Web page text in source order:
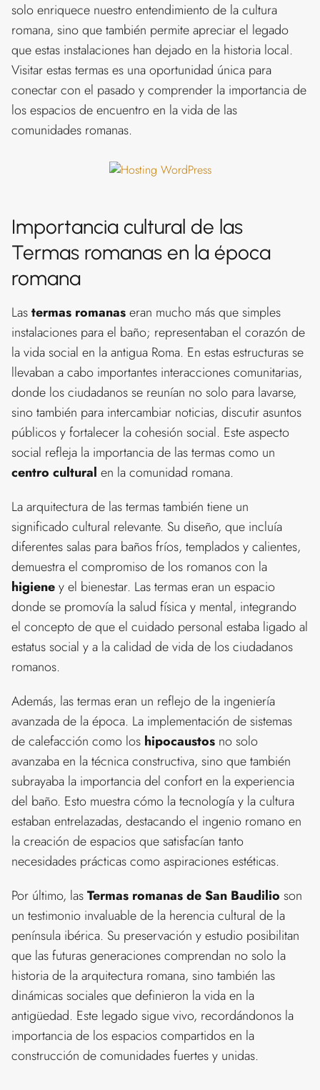
solo enriquece nuestro entendimiento de la cultura
romana, sino que también permite apreciar el legado
que estas instalaciones han dejado en la historia local.
Visitar estas termas es una oportunidad única para
conectar con el pasado y comprender la importancia de
los espacios de encuentro en la vida de las
comunidades romanas.
Importancia cultural de las
Termas romanas en la época
romana
Lastermas romanaseran mucho más que simples
instalaciones para el baño; representaban el corazón de
la vida social en la antigua Roma. En estas estructuras se
llevaban a cabo importantes interacciones comunitarias,
donde los ciudadanos se reunían no solo para lavarse,
sino también para intercambiar noticias, discutir asuntos
públicos y fortalecer la cohesión social. Este aspecto
social refleja la importancia de las termas como un
centro cultural en la comunidad romana.
La arquitectura de las termas también tiene un
significado cultural relevante. Su diseño, que incluía
diferentes salas para baños fríos, templados y calientes,
demuestra el compromiso de los romanos con la
higieney el bienestar. Las termas eran un espacio
donde se promovía la salud física y mental, integrando
el concepto de que el cuidado personal estaba ligado al
estatus social y a la calidad de vida de los ciudadanos
romanos.
Además, las termas eran un reflejo de la ingeniería
avanzada de la época. La implementación de sistemas
de calefacción como los hipocaustos no solo
avanzaba en la técnica constructiva, sino que también
subrayaba la importancia del confort en la experiencia
del baño. Esto muestra cómo la tecnología y la cultura
estaban entrelazadas, destacando el ingenio romano en
la creación de espacios que satisfacían tanto
necesidades prácticas como aspiraciones estéticas.
Por último, lasTermas romanas de San Baudilio son
un testimonio invaluable de la herencia cultural de la
península ibérica. Su preservación y estudio posibilitan
que las futuras generaciones comprendan no solo la
historia de la arquitectura romana, sino también las
dinámicas sociales que definieron la vida en la
antigüedad. Este legado sigue vivo, recordándonos la
importancia de los espacios compartidos en la
construcción de comunidades fuertes y unidas.